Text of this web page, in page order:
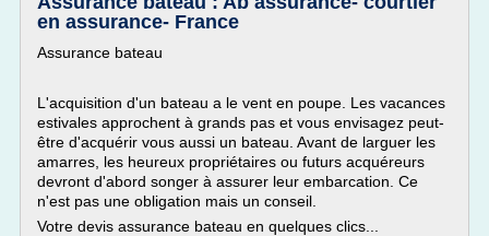
en assurance- France
Assurance bateau
L'acquisition d'un bateau a le vent en poupe. Les vacances
estivales approchent à grands pas et vous envisagez peut-
être d'acquérir vous aussi un bateau. Avant de larguer les
amarres, les heureux propriétaires ou futurs acquéreurs
devront d'abord songer à assurer leur embarcation. Ce
n'est pas une obligation mais un conseil.
Votre devis assurance bateau en quelques clics...